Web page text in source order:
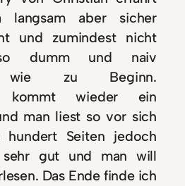
langsam aber sicher
und zumindest nicht
dumm und naiv
wie zu Beginn.
kommt wieder ein
man liest so vor sich
Seiten jedoch
gut und man will
Das Ende finde ich